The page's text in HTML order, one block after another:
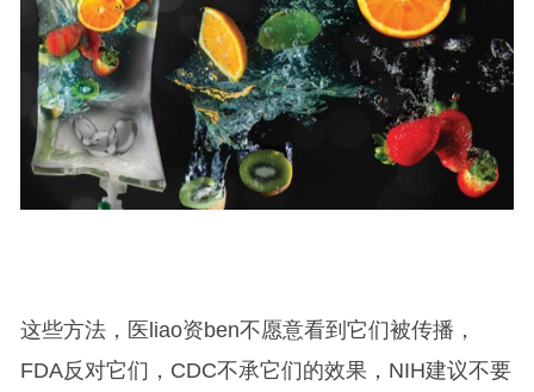
这些方法，医liao资ben不愿意看到它们被传播，
FDA反对它们，CDC不承它们的效果，NIH建议不要